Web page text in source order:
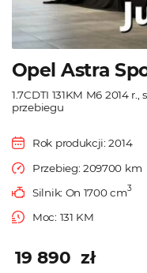
Opel Astra
1.7CDTI 131KM M6 2014
przebiegu
Rok produkcji: 2014
Przebieg: 209700 km
Silnik: On 1700 cm3
Moc: 131 KM
19 890 zł